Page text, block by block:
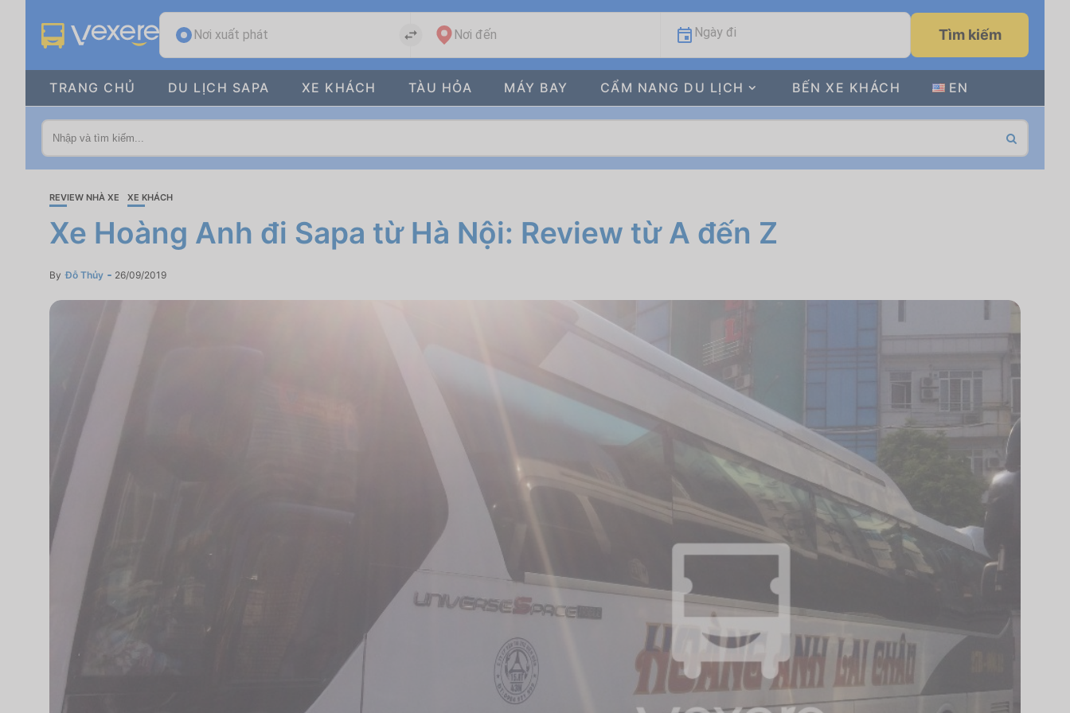
Nơi xuất phát Nơi đến Ngày đi Tìm kiếm
TRANG CHỦ DU LỊCH SAPA XE KHÁCH TÀU HỎA MÁY BAY CẨM NANG DU LỊCH BẾN XE KHÁCH EN
REVIEW NHÀ XE XE KHÁCH
Xe Hoàng Anh đi Sapa từ Hà Nội: Review từ A đến Z
By Đỗ Thủy 26/09/2019